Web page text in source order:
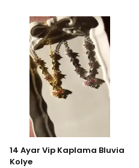
14 Ayar Vip Kaplama Bluvia
Kolye